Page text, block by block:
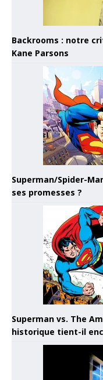
Backrooms : notre
Kane Parsons
Superman/Spider-
ses promesses ?
Superman vs. The
historique tient-il